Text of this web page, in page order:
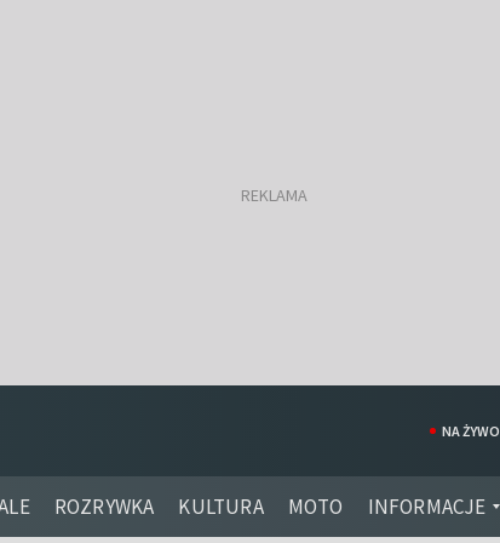
ROZRYWKA KULTURA MOTO INFORMACJE
NA ŻYWO